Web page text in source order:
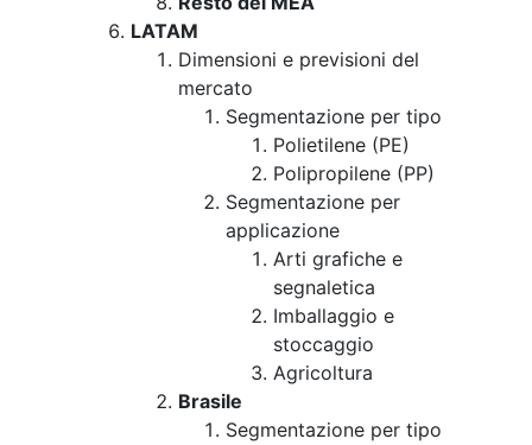
LATAM
Dimensioni e previsioni del
mercato
Segmentazione per tipo
Polietilene (PE)
Polipropilene (PP)
Segmentazione per
applicazione
Arti grafiche e
segnaletica
Imballaggio e
stoccaggio
Agricoltura
Brasile
Segmentazione per tipo